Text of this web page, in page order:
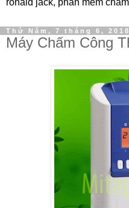
ronald jack, phần mềm
Thứ Năm, 7 tháng 6, 2018
Máy Chấm Công